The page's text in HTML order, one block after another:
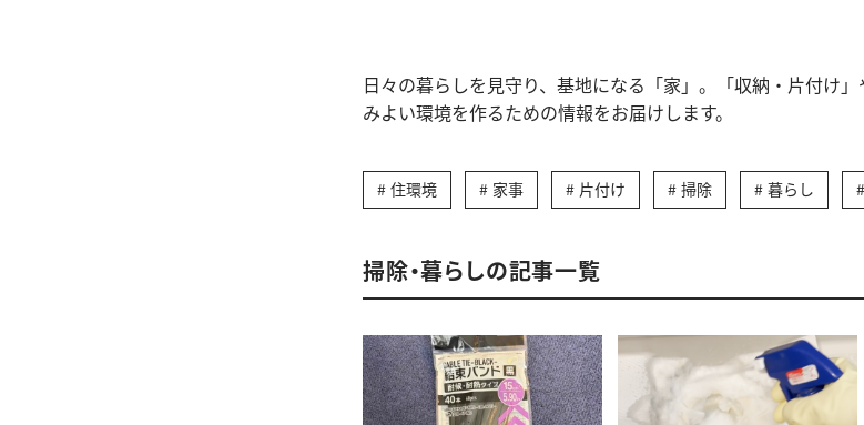
日々の暮らしを見守り、基地になる「家」。「収納・片付け
みよい環境を作るための情報をお届けします。
住環境 家事 片付け 掃除 暮らし
掃除・暮らしの記事一覧